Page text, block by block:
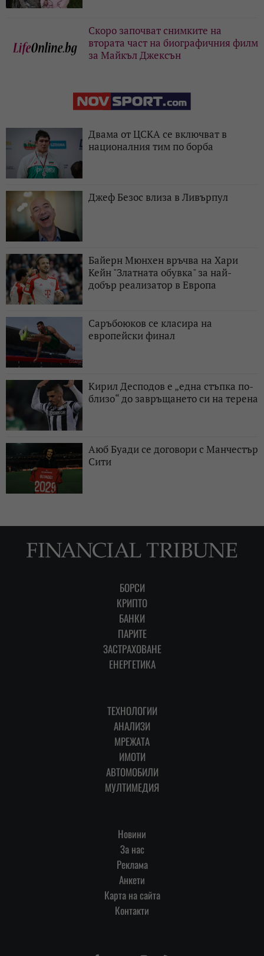
Скоро започват снимките на
втората част на биографичния филм
за Майкъл Джексън
Двама от ЦСКА се включват в
националния тим по борба
Джеф Безос влиза в Ливърпул
Байерн Мюнхен връчва на Хари
Кейн "Златната обувка" за най-
добър реализатор в Европа
Саръбоюков се класира на
европейски финал
Кирил Десподов e „една стъпка по-
близо“ до завръщането си на терена
Аюб Буади се договори с Манчестър
Сити
БОРСИ
КРИПТО
БАНКИ
ПАРИТЕ
ЗАСТРАХОВАНЕ
ЕНЕРГЕТИКА
ТЕХНОЛОГИИ
АНАЛИЗИ
МРЕЖАТА
ИМОТИ
АВТОМОБИЛИ
МУЛТИМЕДИЯ
Новини
За нас
Реклама
Анкети
Карта на сайта
Контакти